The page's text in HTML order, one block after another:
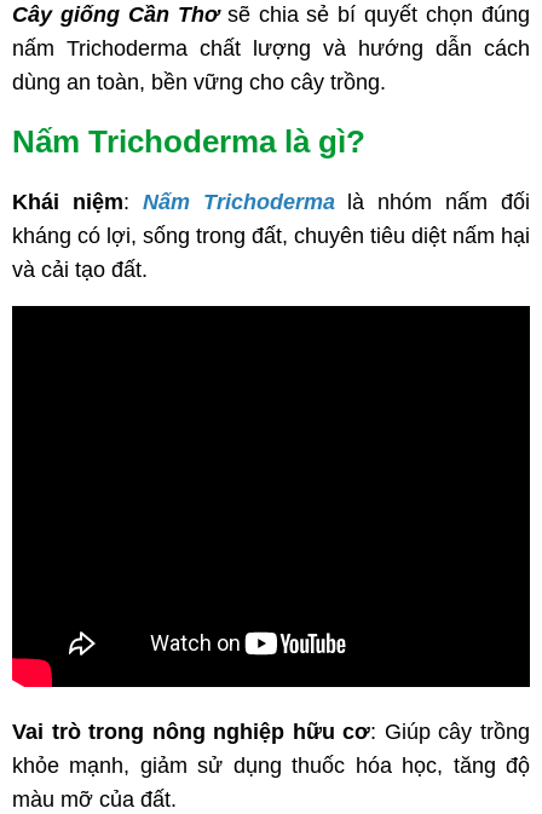
Cây giống Cần Thơsẽ chia sẻ bí quyết chọn đúng
nấm Trichoderma chất lượng và hướng dẫn cách
dùng an toàn, bền vững cho cây trồng.
Nấm Trichoderma là gì?
Khái niệm: Nấm Trichodermalà nhóm nấm đối
kháng có lợi, sống trong đất, chuyên tiêu diệt nấm hại
và cải tạo đất.
Vai trò trong nông nghiệp hữu cơ: Giúp cây trồng
khỏe mạnh, giảm sử dụng thuốc hóa học, tăng độ
màu mỡ của đất.